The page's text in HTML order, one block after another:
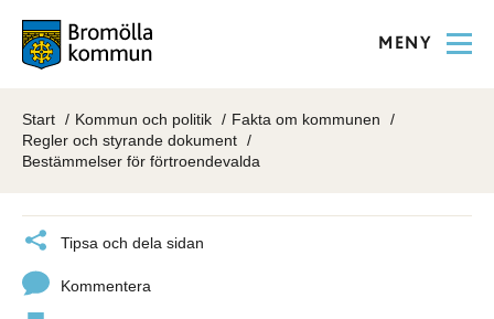
MENY
Start Kommun och politik
Fakta om kommunen
Regler och styrande dokument
Bestämmelser för förtroendevalda
Tipsa och dela sidan
Kommentera